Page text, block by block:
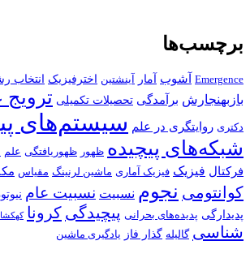
برچسب‌ها
Emergence آشوب آمار آینشتین اخترفیزیک انتخاب
بازبهنجارش برآمدگی تحصیلات تکمیلی ترویج
دکتری روایتگری در علم سیستم‌های
شبکه‌های پیچیده ظهور ظهوریافتگی علم
فرکتال فیزیک فیزیک آماری ماشین لرنینگ مقیاس
کوانتومی نجوم نسبیت نسبیت عام
پدیدارگی پدیده‌های بحرانی پیچیدگی کرونا
شناسی گالیله گذار فاز یادگیری ماشین